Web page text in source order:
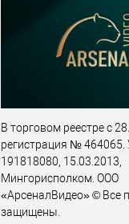
В торговом реестре с
регистрация № 464065.
191818080, 15.03.2013,
Мингорисполком. ООО
«АрсеналВидео» © Все
защищены.